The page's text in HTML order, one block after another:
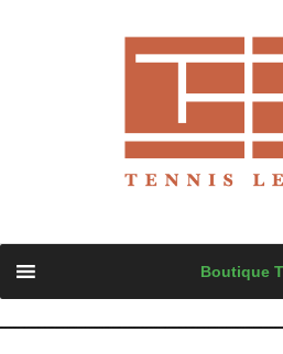
content
Boutique